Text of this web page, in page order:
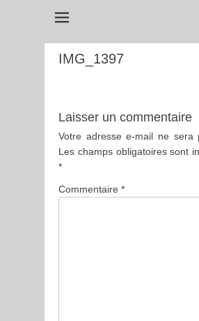
IMG_1397
Laisser un commentaire
Votre adresse e-mail ne sera
Les champs obligatoires sont
*
Commentaire *